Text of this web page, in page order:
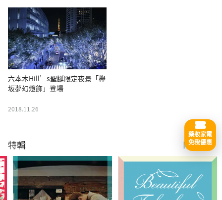
六本木Hill’s聖誕限定夜景「欅
坂夢幻燈飾」登場
2018.11.26
特輯 More
藥妝家電
免稅優惠